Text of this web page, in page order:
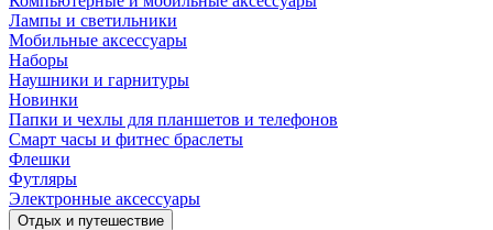
Лампы и светильники
Мобильные аксессуары
Наборы
Наушники и гарнитуры
Новинки
Папки и чехлы для планшетов и телефонов
Смарт часы и фитнес браслеты
Флешки
Футляры
Электронные аксессуары
Отдых и путешествие